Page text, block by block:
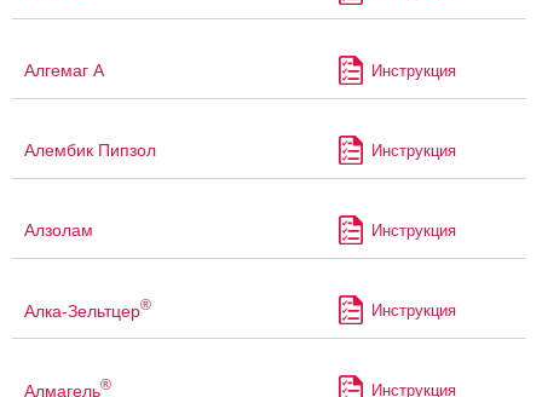
Алгемаг А Инструкция
Алембик Пипзол Инструкция
Алзолам Инструкция
Алка-Зельтцер® Инструкция
Алмагель® Инструкция